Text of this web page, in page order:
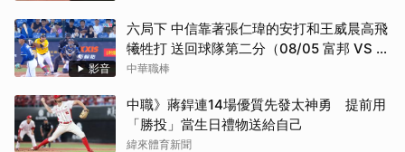
影音
六局下 中信靠著張仁瑋的安打和王威晨高飛
犧牲打 送回球隊第二分（08/05 富邦 VS 中
信）
中華職棒
中職》蔣銲連14場優質先發太神勇 提前用
「勝投」當生日禮物送給自己
緯來體育新聞